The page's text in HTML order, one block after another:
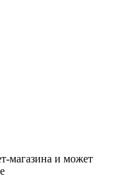
магазина и может